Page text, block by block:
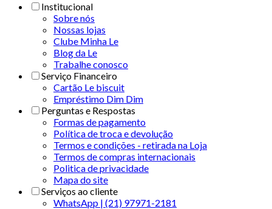
Institucional
Sobre nós
Nossas lojas
Clube Minha Le
Blog da Le
Trabalhe conosco
Serviço Financeiro
Cartão Le biscuit
Empréstimo Dim Dim
Perguntas e Respostas
Formas de pagamento
Política de troca e devolução
Termos e condições - retirada na Loja
Termos de compras internacionais
Politica de privacidade
Mapa do site
Serviços ao cliente
WhatsApp | (21) 97971-2181